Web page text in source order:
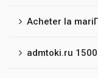
Acheter la
admtoki.ru 1500